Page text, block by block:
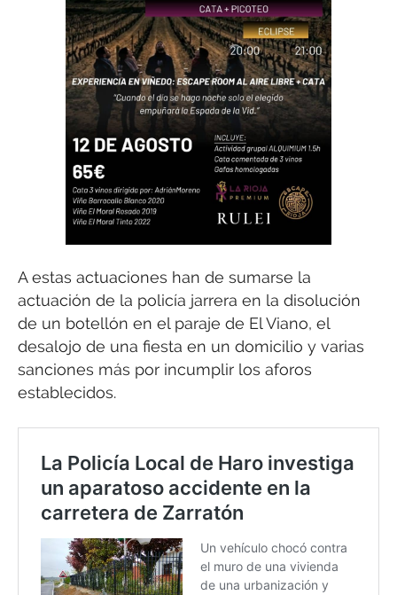
A estas actuaciones han de sumarse la
actuación de la policía jarrera en la disolución
de un botellón en el paraje de El Viano, el
desalojo de una fiesta en un domicilio y varias
sanciones más por incumplir los aforos
establecidos.